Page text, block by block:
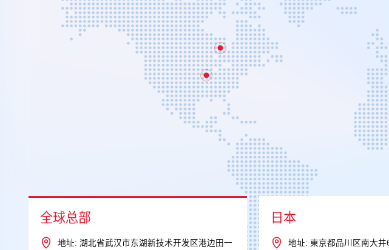
日本
地址: 東京都品川区南大井6-21-12 大森プライ
德国
邮箱：